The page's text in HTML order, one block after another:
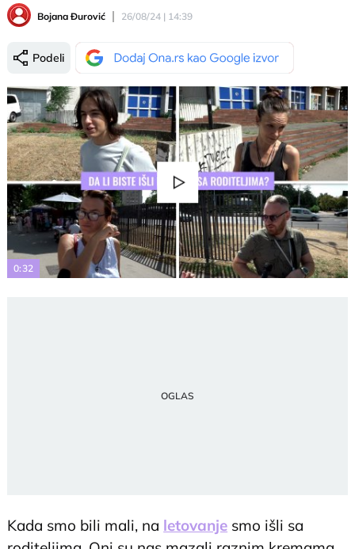
Bojana Đurović 26/08/24 | 14:39
Podeli
Play
Video
0:32
Kada smo bili mali, na letovanje smo išli sa